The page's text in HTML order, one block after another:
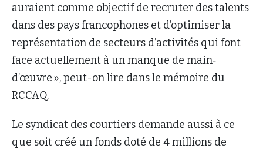
auraient comme objectif de recruter des talents
dans des pays francophones et d’optimiser la
représentation de secteurs d’activités qui font
face actuellement à un manque de main‐
d’œuvre », peut-on lire dans le mémoire du
RCCAQ.
Le syndicat des courtiers demande aussi à ce
que soit créé un fonds doté de 4 millions de